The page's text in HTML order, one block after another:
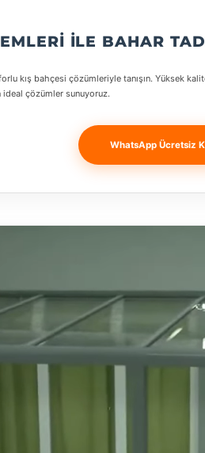
ILE BAHAR
kış bahçesi çözümleriyle tanışın. Yüksek
çözümler sunuyoruz.
WhatsApp Ücretsiz